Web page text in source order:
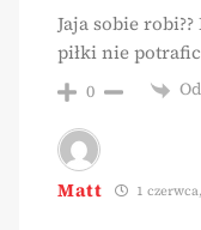
Jaja sobie
piłki nie
0
Matt 1